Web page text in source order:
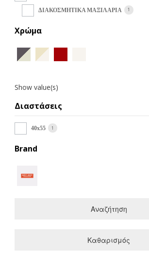
επιλεγούν
στη
ΔΙΑΚΟΣΜΗΤΙΚΑ ΜΑΞΙΛΑΡΙΑ 1
Χρώμα
Show value(s)
Διαστάσεις
40x55 1
Brand
Αναζήτηση
Καθαρισμός